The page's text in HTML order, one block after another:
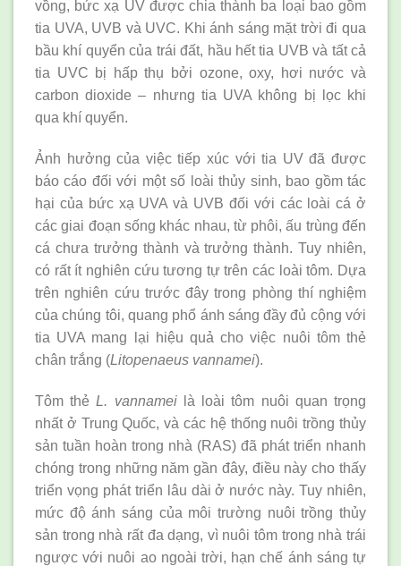
vồng, bức xạ UV được chia thành ba loại bao gồm
tia UVA, UVB và UVC. Khi ánh sáng mặt trời đi qua
bầu khí quyển của trái đất, hầu hết tia UVB và tất cả
tia UVC bị hấp thụ bởi ozone, oxy, hơi nước và
carbon dioxide – nhưng tia UVA không bị lọc khi
qua khí quyển.
Ảnh hưởng của việc tiếp xúc với tia UV đã được
báo cáo đối với một số loài thủy sinh, bao gồm tác
hại của bức xạ UVA và UVB đối với các loài cá ở
các giai đoạn sống khác nhau, từ phôi, ấu trùng đến
cá chưa trưởng thành và trưởng thành. Tuy nhiên,
có rất ít nghiên cứu tương tự trên các loài tôm. Dựa
trên nghiên cứu trước đây trong phòng thí nghiệm
của chúng tôi, quang phổ ánh sáng đầy đủ cộng với
tia UVA mang lại hiệu quả cho việc nuôi tôm thẻ
chân trắng (Litopenaeus vannamei).
Tôm thẻL. vannameilà loài tôm nuôi quan trọng
nhất ở Trung Quốc, và các hệ thống nuôi trồng thủy
sản tuần hoàn trong nhà (RAS) đã phát triển nhanh
chóng trong những năm gần đây, điều này cho thấy
triển vọng phát triển lâu dài ở nước này. Tuy nhiên,
mức độ ánh sáng của môi trường nuôi trồng thủy
sản trong nhà rất đa dạng, vì nuôi tôm trong nhà trái
ngược với nuôi ao ngoài trời, hạn chế ánh sáng tự